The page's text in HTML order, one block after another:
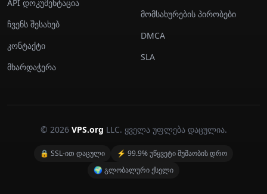
API დოკუმენტაცია
ჩვენს შესახებ
კონტაქტი
მხარდაჭერა
მომსახურების პირობები
DMCA
SLA
© 2026 VPS.org LLC. ყველა უფლება დაცულია.
🔒 SSL-ით დაცული
⚡ 99.9% უწყვეტი მუშაობის დრო
🌍 გლობალური ქსელი